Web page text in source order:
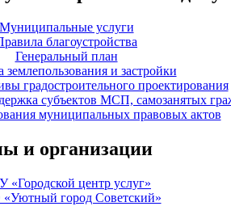
Муниципальные услуги
благоустройства
Генеральный план
землепользования и застройки
градостроительного проектирования
субъектов МСП, самозанятых
муниципальных правовых актов
и организации
«Городской центр услуг»
город Советский»